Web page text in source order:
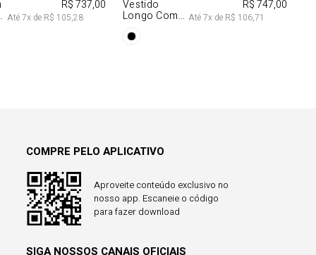
R$ 737,00
Até7x de R$ 105,28
Vestido
Longo Com
Na Frente
R$ 747,00
Até7x de R$ 106,71
COMPRE PELO APLICATIVO
Aproveite conteúdo exclusivo no
nosso app. Escaneie o código
para fazer download
SIGA NOSSOS CANAIS OFICIAIS